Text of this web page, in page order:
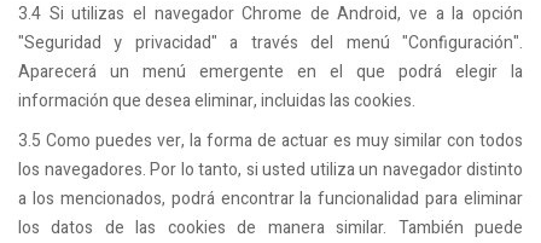
3.4 Si utilizas el navegador Chrome de Android, ve a la opción
"Seguridad y privacidad" a través del menú "Configuración".
Aparecerá un menú emergente en el que podrá elegir la
información que desea eliminar, incluidas las cookies.
3.5 Como puedes ver, la forma de actuar es muy similar con todos
los navegadores. Por lo tanto, si usted utiliza un navegador distinto
a los mencionados, podrá encontrar la funcionalidad para eliminar
los datos de las cookies de manera similar. También puede